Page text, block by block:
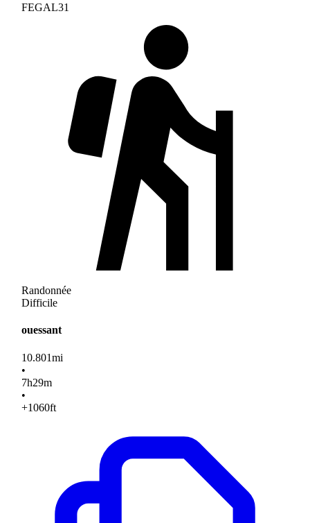
FEGAL31
Randonnée
Difficile
ouessant
10.801mi
•
7h29m
•
+1060ft